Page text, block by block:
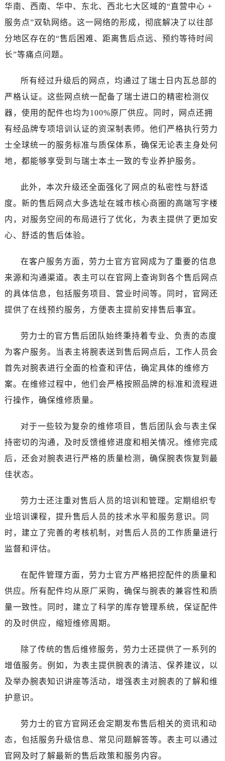
湖南省怀化市鹤城区迎丰中路劳力士售后服务中心（需提前预约）
湖南省娄底市娄星区长青街劳力士售后服务中心（需提前预约）
湖南省邵阳市双清区东风路劳力士售后服务中心（需提前预约）
湖南省永州市冷水滩区永州大道与中兴路交叉口劳力士售后服务中心（需提前预约）
湖南省岳阳市岳阳楼区东茅岭路劳力士售后服务中心（需提前预约）
湖南省张家界市永定区解放路劳力士售后服务中心（需提前预约）
甘肃省白银市白银区北京路劳力士售后服务中心（需提前预约）
甘肃省嘉峪关市雄关区新华中路劳力士售后服务中心（需提前预约）
甘肃省金昌市金川区北京路劳力士售后服务中心（需提前预约）
甘肃省陇南市武都区人民路劳力士售后服务中心（需提前预约）
甘肃省平凉市崆峒区西大街劳力士售后服务中心（需提前预约）
甘肃省庆阳市西峰区南大街劳力士售后服务中心（需提前预约）
甘肃省张掖市甘州区民乐北路劳力士售后服务中心（需提前预约）
宁夏回族自治区固原市原州区文化街劳力士售后服务中心（需提前预约）
宁夏回族自治区银川市兴庆区新华东路97号新百中心C馆一层C1-18号商铺劳力士售后服务中心（需提前预约）
青海省海北藏族自治州海晏县将军路劳力士售后服务中心（需提前预约）
青海省海东市乐都区滨河路劳力士售后服务中心（需提前预约）
青海省海南藏族自治州共和县青海湖大街劳力士售后服务中心（需提前预约）
青海省西宁市城西区海湖新区西关大道劳力士售后服务中心（需提前预约）
青海省玉树藏族自治州结古镇胜利路劳力士售后服务中心（需提前预约）
陕西省安康市汉滨区金州路劳力士售后服务中心（需提前预约）
陕西省商洛市商州区州城街劳力士售后服务中心（需提前预约）
陕西省铜川市王益区红旗街劳力士售后服务中心（需提前预约）
新疆维吾尔自治区阿拉尔市胜利大道劳力士售后服务中心（需提前预约）
新疆维吾尔自治区阿拉山口市友好路劳力士售后服务中心（需提前预约）
新疆维吾尔自治区白杨市军垦路劳力士售后服务中心（需提前预约）
新疆维吾尔自治区北屯市团结路劳力士售后服务中心（需提前预约）
华南、西南、华中、东北、西北七大区域的“直营中心 +
服务点”双轨网络。这一网络的形成，彻底解决了以往部
分地区存在的“售后困难、距离售后点远、预约等待时间
长”等痛点问题。
所有经过升级后的网点，均通过了瑞士日内瓦总部的
严格认证。这些网点统一配备了瑞士进口的精密检测仪
器，使用的配件也均为100%原厂供应。同时，网点还拥
有经品牌专项培训认证的资深制表师。他们严格执行劳力
士全球统一的服务标准与质保体系，确保无论表主身处何
地，都能够享受到与瑞士本土一致的专业养护服务。
此外，本次升级还全面强化了网点的私密性与舒适
度。新的售后网点大多选址在城市核心商圈的高端写字楼
内，对服务空间的布局进行了优化，为表主提供了更加安
心、舒适的售后体验。
在客户服务方面，劳力士官方官网成为了重要的信息
来源和沟通渠道。表主可以在官网上查询到各个售后网点
的具体信息，包括服务项目、营业时间等。同时，官网还
提供了在线预约服务，方便表主提前安排售后事宜。
劳力士的官方售后团队始终秉持着专业、负责的态度
为客户服务。当表主将腕表送到售后网点后，工作人员会
首先对腕表进行全面的检查和评估，确定具体的维修方
案。在维修过程中，他们会严格按照品牌的标准和流程进
行操作，确保维修质量。
对于一些较为复杂的维修项目，售后团队会与表主保
持密切的沟通，及时反馈维修进度和相关情况。维修完成
后，还会对腕表进行严格的质量检测，确保腕表恢复到最
佳状态。
劳力士还注重对售后人员的培训和管理。定期组织专
业培训课程，提升售后人员的技术水平和服务意识。同
时，建立了完善的考核机制，对售后人员的工作质量进行
监督和评估。
在配件管理方面，劳力士官方严格把控配件的质量和
供应。所有配件均从原厂采购，确保与腕表的兼容性和质
量一致性。同时，建立了科学的库存管理系统，保证配件
的及时供应，缩短维修周期。
除了传统的售后维修服务，劳力士还提供了一系列的
增值服务。例如，为表主提供腕表的清洁、保养建议，以
及举办腕表知识讲座等活动，增强表主对腕表的了解和维
护意识。
劳力士的官方官网还会定期发布售后相关的资讯和动
态，包括服务升级信息、常见问题解答等。表主可以通过
官网及时了解最新的售后政策和服务内容。